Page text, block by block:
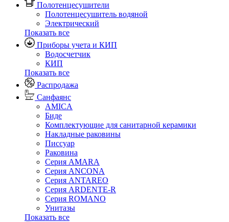
Полотенцесушители
Полотенцесушитель водяной
Электрический
Показать все
Приборы учета и КИП
Водосчетчик
КИП
Показать все
Распродажа
Санфаянс
AMICA
Биде
Комплектующие для санитарной керамики
Накладные раковины
Писсуар
Раковина
Серия AMARA
Серия ANCONA
Серия ANTAREO
Серия ARDENTE-R
Серия ROMANO
Унитазы
Показать все